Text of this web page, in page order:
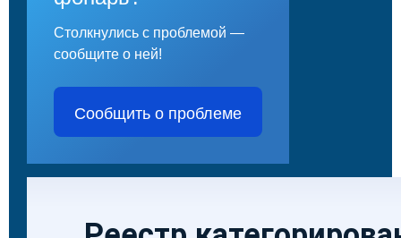
Столкнулись с проблемой —
сообщите о ней!
Сообщить о проблеме